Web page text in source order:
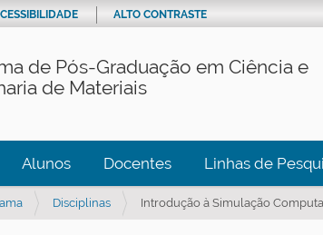
de Pós-Graduação em Ciência e
de Materiais
ALTO CONTRASTE
Alunos Docentes Linhas de
Disciplinas Introdução à Simulação